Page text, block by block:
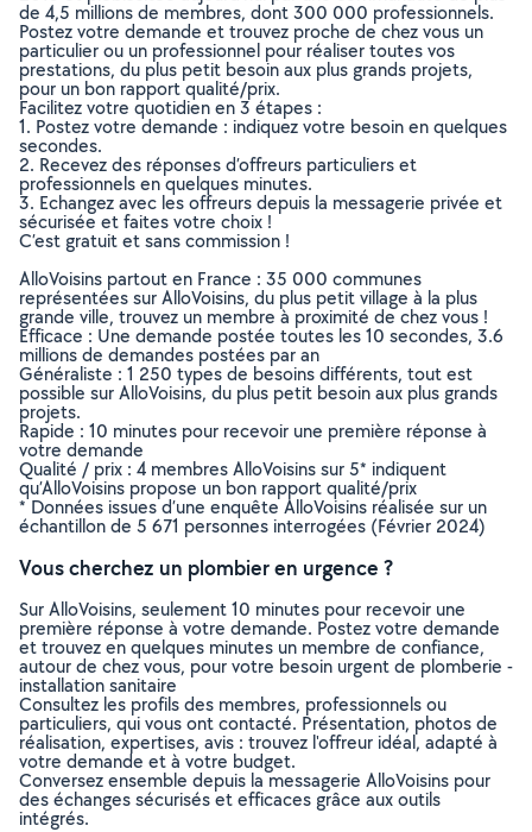
de 4,5 millions de membres, dont 300 000 professionnels.
Postez votre demande et trouvez proche de chez vous un
particulier ou un professionnel pour réaliser toutes vos
prestations, du plus petit besoin aux plus grands projets,
pour un bon rapport qualité/prix.
Facilitez votre quotidien en 3 étapes :
1. Postez votre demande : indiquez votre besoin en quelques
secondes.
2. Recevez des réponses d’offreurs particuliers et
professionnels en quelques minutes.
3. Echangez avec les offreurs depuis la messagerie privée et
sécurisée et faites votre choix !
C’est gratuit et sans commission !
AlloVoisins partout en France : 35 000 communes
représentées sur AlloVoisins, du plus petit village à la plus
grande ville, trouvez un membre à proximité de chez vous !
Efficace : Une demande postée toutes les 10 secondes, 3.6
millions de demandes postées par an
Généraliste : 1 250 types de besoins différents, tout est
possible sur AlloVoisins, du plus petit besoin aux plus grands
projets.
Rapide : 10 minutes pour recevoir une première réponse à
votre demande
Qualité / prix : 4 membres AlloVoisins sur 5* indiquent
qu’AlloVoisins propose un bon rapport qualité/prix
* Données issues d’une enquête AlloVoisins réalisée sur un
échantillon de 5 671 personnes interrogées (Février 2024)
Vous cherchez un plombier en urgence ?
Sur AlloVoisins, seulement 10 minutes pour recevoir une
première réponse à votre demande. Postez votre demande
et trouvez en quelques minutes un membre de confiance,
autour de chez vous, pour votre besoin urgent de plomberie -
installation sanitaire
Consultez les profils des membres, professionnels ou
particuliers, qui vous ont contacté. Présentation, photos de
réalisation, expertises, avis : trouvez l'offreur idéal, adapté à
votre demande et à votre budget.
Conversez ensemble depuis la messagerie AlloVoisins pour
des échanges sécurisés et efficaces grâce aux outils
intégrés.